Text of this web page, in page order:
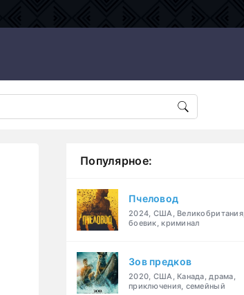
Популярное:
Пчеловод
2024, США, Великобритания,
боевик, криминал
Зов предков
2020, США, Канада, драма,
приключения, семейный